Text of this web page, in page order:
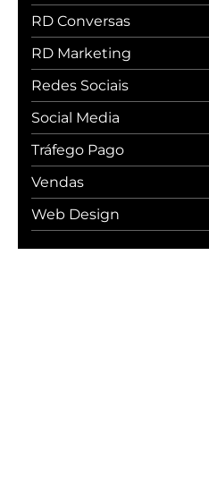
RD Conversas
RD Marketing
Redes Sociais
Social Media
Tráfego Pago
Vendas
Web Design